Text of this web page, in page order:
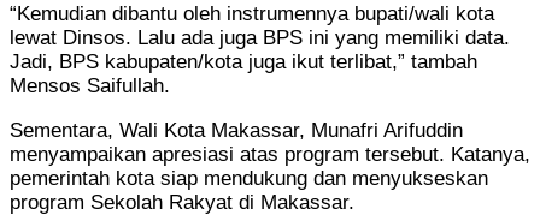
“Kemudian dibantu oleh instrumennya bupati/wali kota
lewat Dinsos. Lalu ada juga BPS ini yang memiliki data.
Jadi, BPS kabupaten/kota juga ikut terlibat,” tambah
Mensos Saifullah.
Sementara, Wali Kota Makassar, Munafri Arifuddin
menyampaikan apresiasi atas program tersebut. Katanya,
pemerintah kota siap mendukung dan menyukseskan
program Sekolah Rakyat di Makassar.